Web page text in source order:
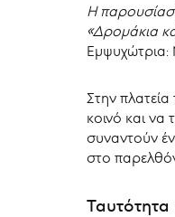
Η
«Δρομάκια
Εμψυχώτρια:
Στην
κοινό και να
συναντούν
στο